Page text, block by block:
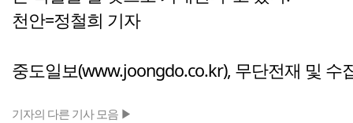
천안=정철희 기자
중도일보(www.joongdo.co.kr), 무단전재 및 수
기자의 다른 기사 모음 ▶